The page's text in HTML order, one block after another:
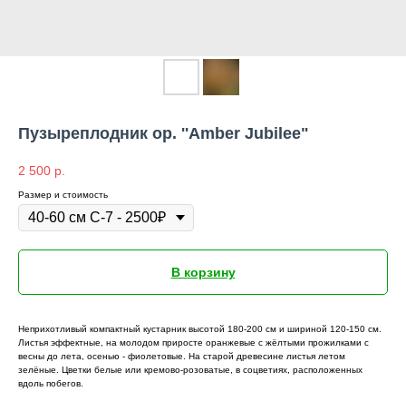
Пузыреплодник op. ''Amber Jubilee"
2 500 р.
Размер и стоимость
В корзину
Неприхотливый компактный кустарник высотой 180-200 см и шириной 120-150 см.
Листья эффектные, на молодом приросте оранжевые с жёлтыми прожилками с
весны до лета, осенью - фиолетовые. На старой древесине листья летом
зелёные. Цветки белые или кремово-розоватые, в соцветиях, расположенных
вдоль побегов.